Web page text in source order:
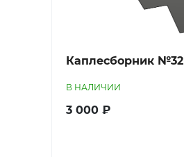
Каплесборник №32
В НАЛИЧИИ
3 000 ₽